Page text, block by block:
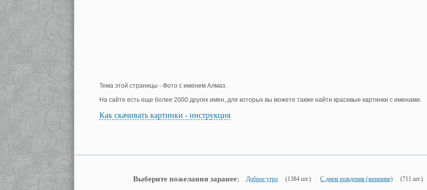
Тема этой страницы - Фото с именем Алмаз.
На сайте есть еще более 2000 других имен, для которых вы можете также найти красивые картинки с именами.
Как скачивать картинки - инструкция
Выберите пожелания заранее: Доброе утро (1384 шт.) С днем рождения (женщине) (711 шт.)